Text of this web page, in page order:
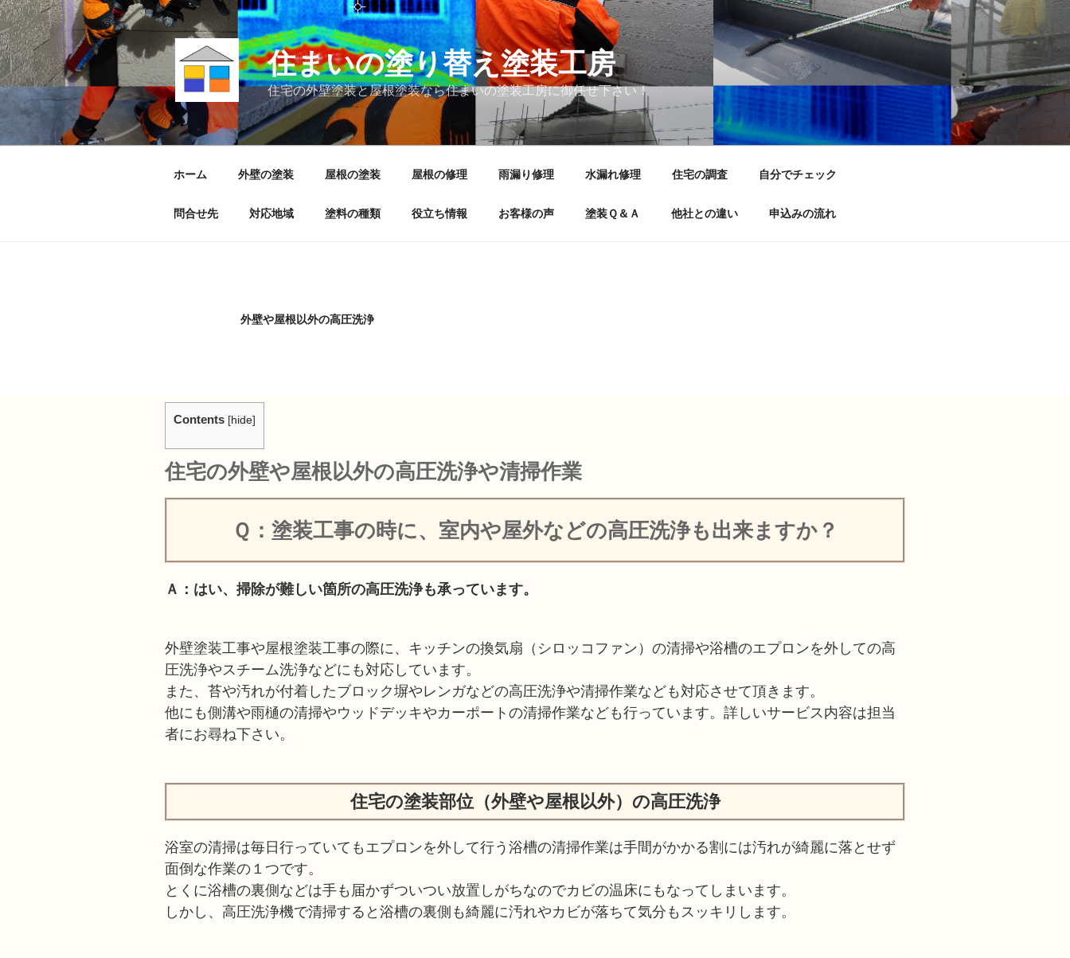
住まいの塗り替え塗装工房
住宅の外壁塗装と屋根塗装なら住まいの塗装工房に御任せ下さい！
ホーム 外壁の塗装 屋根の塗装 屋根の修理 雨漏り修理 水漏れ修理 住宅の調査 自分でチェック
問合せ先 対応地域 塗料の種類 役立ち情報 お客様の声 塗装Ｑ＆Ａ 他社との違い 申込みの流れ
外壁や屋根以外の高圧洗浄
Contents [hide]
住宅の外壁や屋根以外の高圧洗浄や清掃作業
Ｑ：塗装工事の時に、室内や屋外などの高圧洗浄も出来ますか？
Ａ：はい、掃除が難しい箇所の高圧洗浄も承っています。
外壁塗装工事や屋根塗装工事の際に、キッチンの換気扇（シロッコファン）の清掃や浴槽のエプロンを外しての高
圧洗浄やスチーム洗浄などにも対応しています。
また、苔や汚れが付着したブロック塀やレンガなどの高圧洗浄や清掃作業なども対応させて頂きます。
他にも側溝や雨樋の清掃やウッドデッキやカーポートの清掃作業なども行っています。詳しいサービス内容は担当
者にお尋ね下さい。
住宅の塗装部位（外壁や屋根以外）の高圧洗浄
浴室の清掃は毎日行っていてもエプロンを外して行う浴槽の清掃作業は手間がかかる割には汚れが綺麗に落とせず
面倒な作業の１つです。
とくに浴槽の裏側などは手も届かずついつい放置しがちなのでカビの温床にもなってしまいます。
しかし、高圧洗浄機で清掃すると浴槽の裏側も綺麗に汚れやカビが落ちて気分もスッキリします。